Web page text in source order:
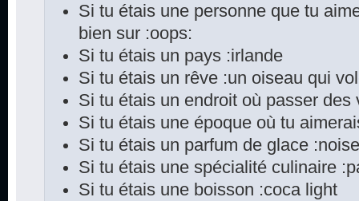
Si tu étais une personne que tu
bien sur :oops:
Si tu étais un pays :irlande
Si tu étais un rêve :un oiseau qui
Si tu étais un endroit où passer
Si tu étais une époque où tu
Si tu étais un parfum de glace
Si tu étais une spécialité culinaire
Si tu étais une boisson :coca light